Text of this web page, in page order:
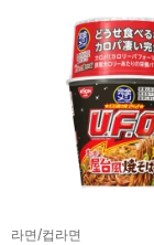
라면/컵라면